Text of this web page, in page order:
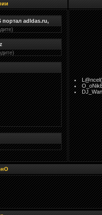
портал adldas.ru,